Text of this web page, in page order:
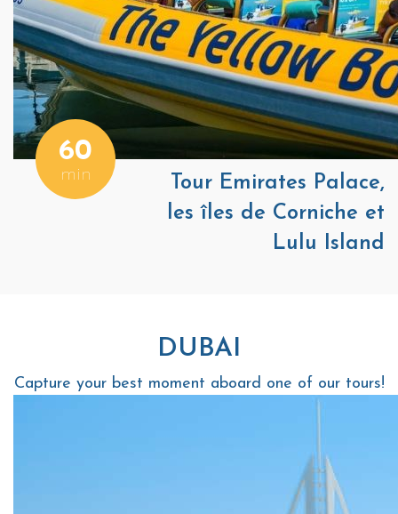
60
min
Tour Emirates Palace,
les îles de Corniche et
Lulu Island
DUBAI
Capture your best moment aboard one of our tours!